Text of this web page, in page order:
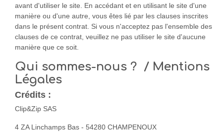
avant d'utiliser le site. En accédant et en utilisant le site d'une
manière ou d'une autre, vous êtes lié par les clauses inscrites
dans le présent contrat. Si vous n'acceptez pas l'ensemble des
clauses de ce contrat, veuillez ne pas utiliser le site d'aucune
manière que ce soit.
Qui sommes-nous ? / Mentions
Légales
Crédits :
Clip&Zip SAS
4 ZA Linchamps Bas - 54280 CHAMPENOUX